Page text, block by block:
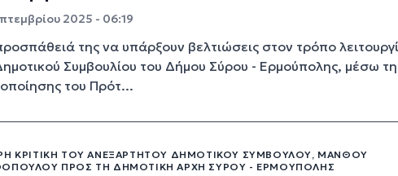
2025 - 06:19
της να υπάρξουν βελτιώσεις στον τρόπο
Συμβουλίου του Δήμου Σύρου - Ερμούπολης, μέσω
του Πρότ...
ΚΡΙΤΙΚΉ ΤΟΥ ΑΝΕΞΆΡΤΗΤΟΥ ΔΗΜΟΤΙΚΟΎ ΣΥΜΒΟΎΛΟΥ, ΜΆΝΘΟΥ
ΠΡΟΣ ΤΗ ΔΗΜΟΤΙΚΉ ΑΡΧΉ ΣΎΡΟΥ - ΕΡΜΟΎΠΟΛΗΣ